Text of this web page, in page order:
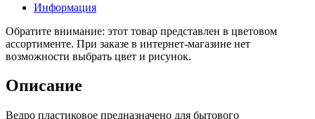
Информация
Обратите внимание: этот товар представлен в цветовом
ассортименте. При заказе в интернет-магазине нет
возможности выбрать цвет и рисунок.
Описание
Ведро пластиковое предназначено для бытового